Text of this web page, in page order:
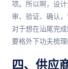
项。所以啊，设
审、验证、确认
对于想在汕尾完
要格外下功夫梳理
四、供应